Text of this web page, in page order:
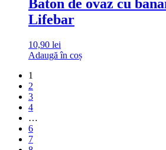
Baton de ovaz cu
Lifebar
10,90 lei
Adaugă în coș
1
2
3
4
…
6
7